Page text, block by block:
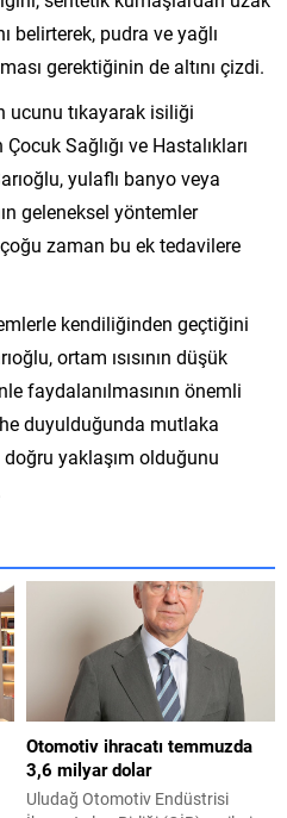
belirterek, pudra ve yağlı
gerektiğinin de altını çizdi.
ucunu tıkayarak isiliği
Sağlığı ve Hastalıkları
yulaflı banyo veya
geleneksel yöntemler
çoğu zaman bu ek tedavilere
kendiliğinden geçtiğini
ortam ısısının düşük
faydalanılmasının önemli
duyulduğunda mutlaka
yaklaşım olduğunu
Otomotiv ihracatı temmuzda
3,6 milyar dolar
Uludağ Otomotiv Endüstrisi